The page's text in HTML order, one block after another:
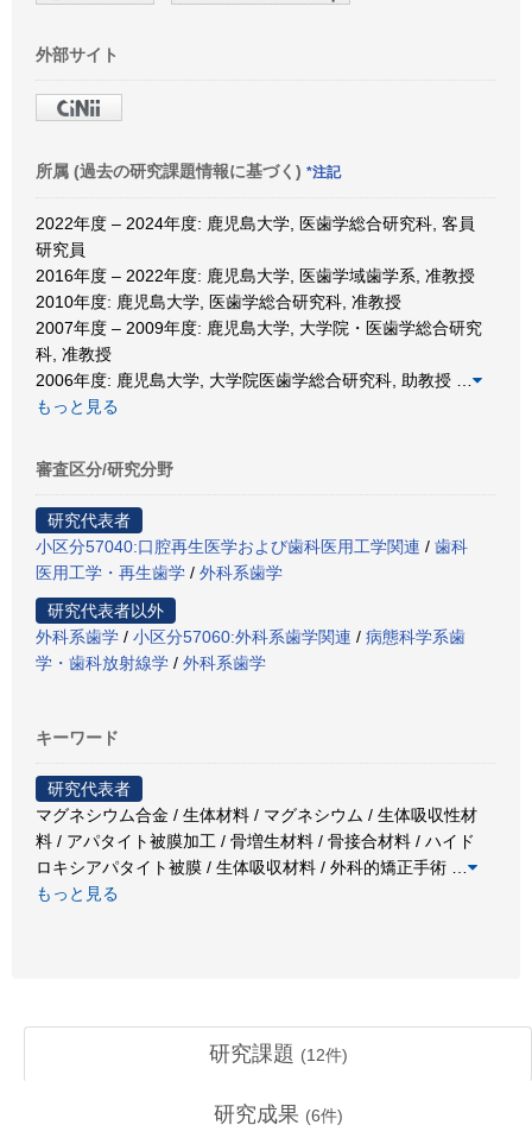
外部サイト
所属 (過去の研究課題情報に基づく) *注記
2022年度 – 2024年度: 鹿児島大学, 医歯学総合研究科, 客員
研究員
2016年度 – 2022年度: 鹿児島大学, 医歯学域歯学系, 准教授
2010年度: 鹿児島大学, 医歯学総合研究科, 准教授
2007年度 – 2009年度: 鹿児島大学, 大学院・医歯学総合研究
科, 准教授
2006年度: 鹿児島大学, 大学院医歯学総合研究科, 助教授
もっと見る
審査区分/研究分野
研究代表者
小区分57040:口腔再生医学および歯科医用工学関連 / 歯科
医用工学・再生歯学 / 外科系歯学
研究代表者以外
外科系歯学 / 小区分57060:外科系歯学関連 / 病態科学系歯
学・歯科放射線学 / 外科系歯学
キーワード
研究代表者
マグネシウム合金 / 生体材料 / マグネシウム / 生体吸収性材
料 / アパタイト被膜加工 / 骨増生材料 / 骨接合材料 / ハイド
ロキシアパタイト被膜 / 生体吸収材料 / 外科的矯正手術
もっと見る
研究課題 (12件)
研究成果 (6件)